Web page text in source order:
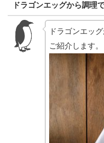
ドラゴンエッグから調理
ドラゴンエッ
ご紹介します。